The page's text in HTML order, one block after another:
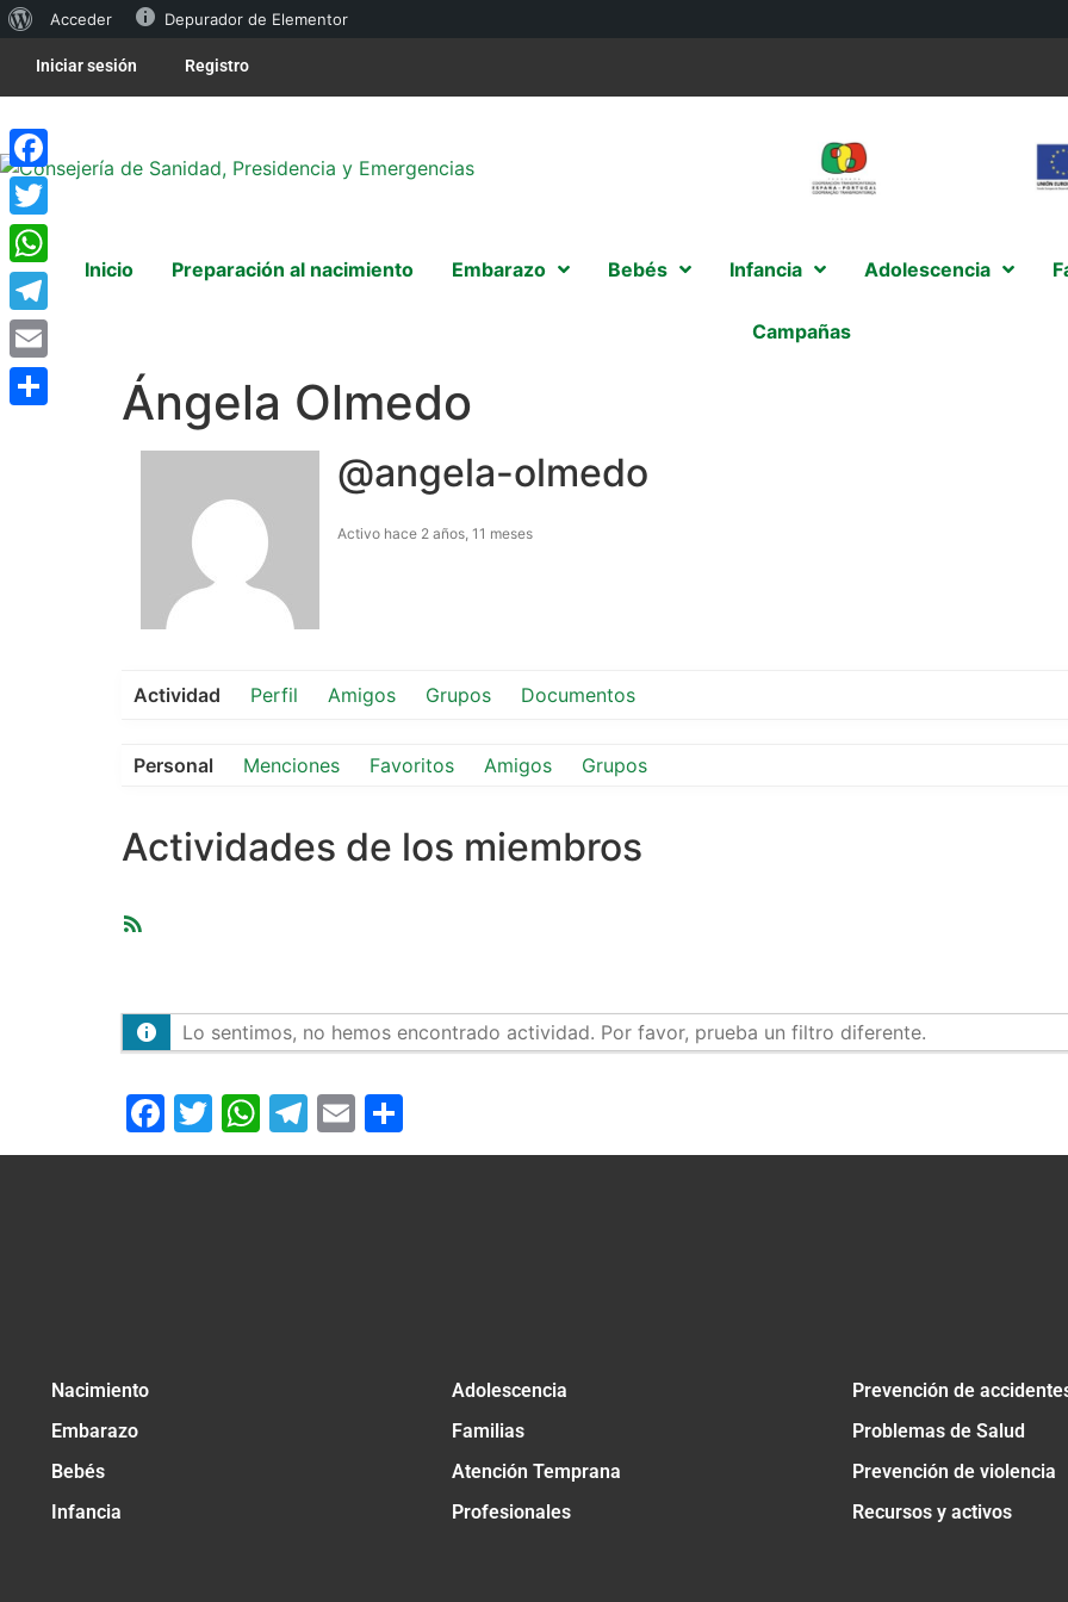
Acceder Depurador de Elementor
Iniciar sesión Registro
Inicio Preparación al nacimiento Embarazo Bebés Infancia Adolescencia
Campañas
Ángela Olmedo
@angela-olmedo
Activo hace 2 años, 11 meses
Actividad Perfil Amigos Grupos Documentos
Personal Menciones Favoritos Amigos Grupos
Actividades de los miembros
Lo sentimos, no hemos encontrado actividad. Por favor, prueba un filtro diferente.
Facebook
Twitter
WhatsApp
Telegram
Email
Nacimiento
Embarazo
Bebés
Infancia
Adolescencia
Familias
Atención Temprana
Profesionales
Prevención de
Problemas de Salud
Prevención de violencia
Recursos y activos
Facebook
Twitter
WhatsApp
Telegram
Email